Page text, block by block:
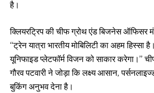
है।
क्लियरट्रिप की चीफ ग्रोथ एंड बिजनेस ऑफिसर
“ट्रेन यात्रा भारतीय मोबिलिटी का अहम हिस्सा
यूनिफाइड प्लेटफॉर्म विजन को साकार करेगा।”
गौरव पटवारी ने जोड़ा कि लक्ष्य आसान,
बुकिंग अनुभव देना है।